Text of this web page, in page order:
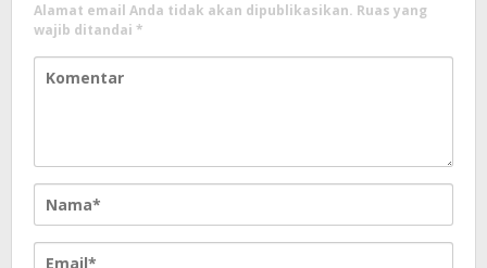
Alamat email Anda tidak akan dipublikasikan. Ruas yang
wajib ditandai *